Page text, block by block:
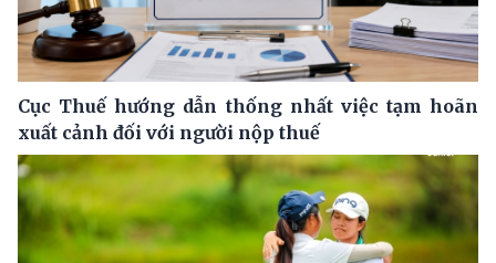
Cục Thuế hướng dẫn thống nhất việc tạm hoãn
xuất cảnh đối với người nộp thuế